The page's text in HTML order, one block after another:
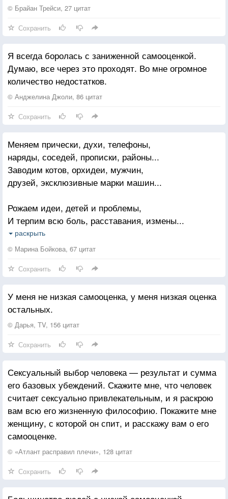
© Брайан Трейси, 27 цитат
Сохранить
Я всегда боролась с заниженной самооценкой.
Думаю, все через это проходят. Во мне огромное
количество недостатков.
© Анджелина Джоли, 86 цитат
Сохранить
Меняем прически, духи, телефоны,
наряды, соседей, прописки, районы...
Заводим котов, орхидеи, мужчин,
друзей, эксклюзивные марки машин...
Рожаем идеи, детей и проблемы,
И терпим всю боль, расставания, измены...
Ждем чуда, погоды и авиарейсы,
Глядим в небеса, в уходящие рельсы...
Стараемся выглядеть и вдохновляться,
Еще – не стареть, забывать, улыбаться...
Теряем перчатки, воздушность, часы,
Становимся старше, мудрей, на весы...
Жалеть, сострадать, вдохновлять, соблазнять...
Находим записочки и приключения,
Скрываем свой возраст, обман, увлечения...
Посуду и книги, еду подкупаем,
В своей нереальности часто витаем,
В сомненьях, бессоннице, самооценке,
И волосы красим в любые оттенки...
Страдаем, клянём, и... влюбляемся вновь.
раскрыть
© Марина Бойкова, 67 цитат
Сохранить
У меня не низкая самооценка, у меня низкая оценка
остальных.
© Дарья, TV, 156 цитат
Сохранить
Сексуальный выбор человека — результат и сумма
его базовых убеждений. Скажите мне, что человек
считает сексуально привлекательным, и я раскрою
вам всю его жизненную философию. Покажите мне
женщину, с которой он спит, и расскажу вам о его
самооценке.
© «Атлант расправил плечи», 128 цитат
Сохранить